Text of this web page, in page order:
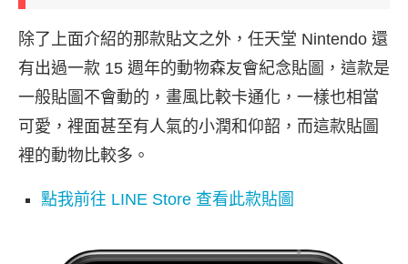
除了上面介紹的那款貼文之外，任天堂 Nintendo 還
有出過一款 15 週年的動物森友會紀念貼圖，這款是
一般貼圖不會動的，畫風比較卡通化，一樣也相當
可愛，裡面甚至有人氣的小潤和仰韶，而這款貼圖
裡的動物比較多。
點我前往 LINE Store 查看此款貼圖